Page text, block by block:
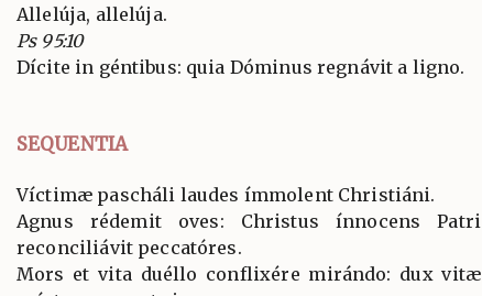
Allelúja, allelúja.
Ps 95:10
Dícite in géntibus: quia Dóminus regnávit a ligno.
SEQUENTIA
Víctimæ pascháli laudes ímmolent Christiáni.
Agnus rédemit oves: Christus ínnocens Patri
reconciliávit peccatóres.
Mors et vita duéllo conflixére mirándo: dux vitæ